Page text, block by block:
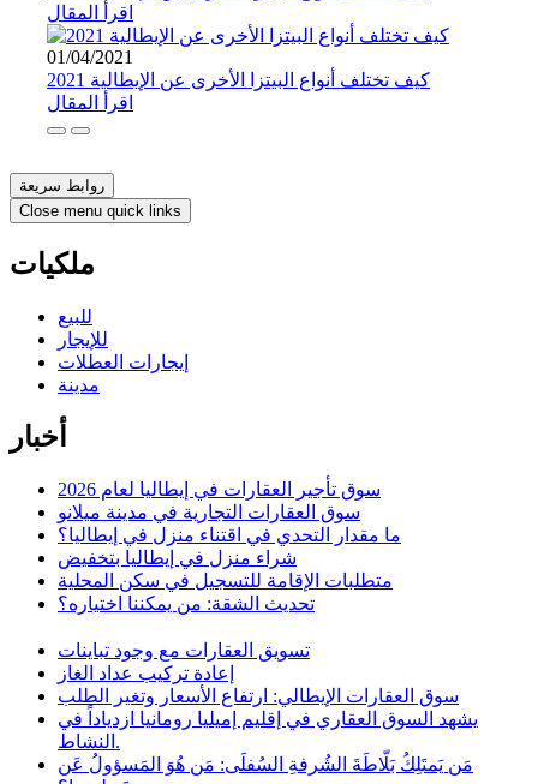
اقرأ المقال
01/04/2021
كيف تختلف أنواع البيتزا الأخرى عن الإيطالية 2021
اقرأ المقال
روابط سريعة
Close menu quick links
ملكيات
للبيع
للإيجار
إيجارات العطلات
مدينة
أخبار
سوق تأجير العقارات في إيطاليا لعام 2026
سوق العقارات التجارية في مدينة ميلانو
ما مقدار التحدي في اقتناء منزل في إيطاليا؟
شراء منزل في إيطاليا بتخفيض
متطلبات الإقامة للتسجيل في سكن المحلية
تحديث الشقة: من يمكننا اختياره؟
تسويق العقارات مع وجود تباينات
إعادة تركيب عداد الغاز
سوق العقارات الإيطالي: ارتفاع الأسعار وتغير الطلب
يشهد السوق العقاري في إقليم إميليا رومانيا ازدياداً في
النشاط.
مَن يَمتَلِكُ بَلّاطَةَ الشُرفةِ السُفلَى: مَن هُوَ المَسؤولُ عَن